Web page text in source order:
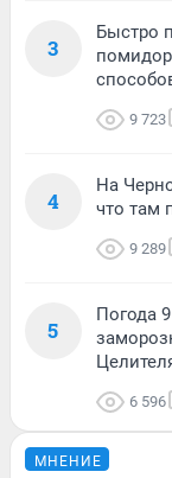
3
Быстро
9 723
4
На
что там
9 289
5
Погода
6 596
МНЕНИЕ